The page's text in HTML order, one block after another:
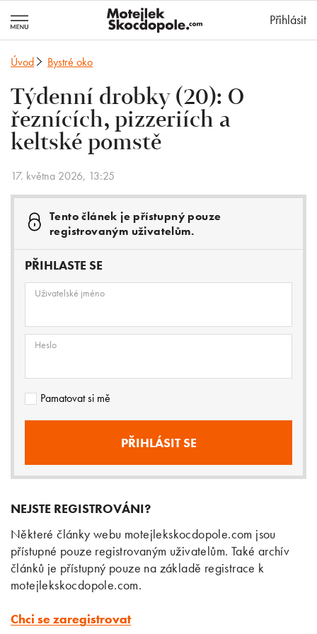
Přihlásit
Úvod Bystré oko
Týdenní drobky (20): O
řeznících, pizzeriích a
keltské pomstě
17. května 2026, 13:25
Tento článek je přístupný pouze
registrovaným uživatelům.
PŘIHLASTE SE
Uživatelské jméno
Heslo
Pamatovat si mě
NEJSTE REGISTROVÁNI?
Některé články webu motejlekskocdopole.com jsou
přístupné pouze registrovaným uživatelům. Také archív
článků je přístupný pouze na základě registrace k
motejlekskocdopole.com.
Chci se zaregistrovat